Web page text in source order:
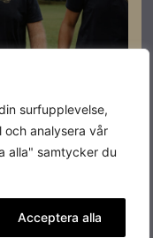
surfupplevelse,
och analysera vår
alla" samtycker du
Acceptera alla